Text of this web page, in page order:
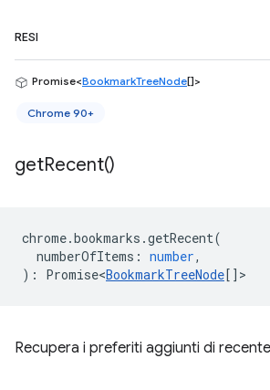
RESI
Promise<BookmarkTreeNode[]>
Chrome 90+
getRecent()
chrome.bookmarks .getRecent(
numberOfItems : number,
) : Promise<BookmarkTreeNode [] >
Recupera i preferiti aggiunti di